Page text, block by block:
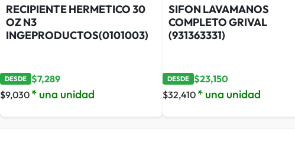
RECIPIENTE HERMETICO 30
OZ N3
INGEPRODUCTOS(0101003)
DESDE $7,289
$9,030 * una unidad
SIFON LAVAMANOS
COMPLETO GRIVAL
(931363331)
DESDE $23,150
$32,410 * una unidad